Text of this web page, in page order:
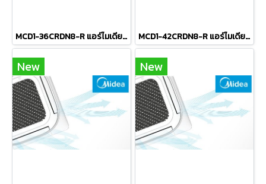
MCD1-36CRDN8-R แอร์ไมเดีย MIDEA แบบฝังฝ้าเพดาน 4ทิศทาง รุ่น MCD1 Cassette Inverter R-32 ขนาด 36,600BTU(14500~41000) #5⭐ ระบบไฟ 380V รีโมทไร้สาย 2026 (เฉพาะเครื่อง) MCD1-42CRDN8-R แอร์ไมเดีย MIDEA แบบฝังฝ้าเพดาน 4ทิศทาง รุ่น MCD1 Cassette Inverter R-32 ขนาด 42,500BTU(17000~48000) #5⭐ ระบบไฟ 380V รีโมทไร้สาย 2026 (เฉพาะเครื่อง)
New New